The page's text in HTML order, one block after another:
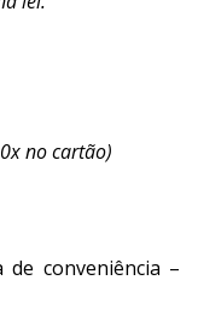
no cartão)
conveniência –